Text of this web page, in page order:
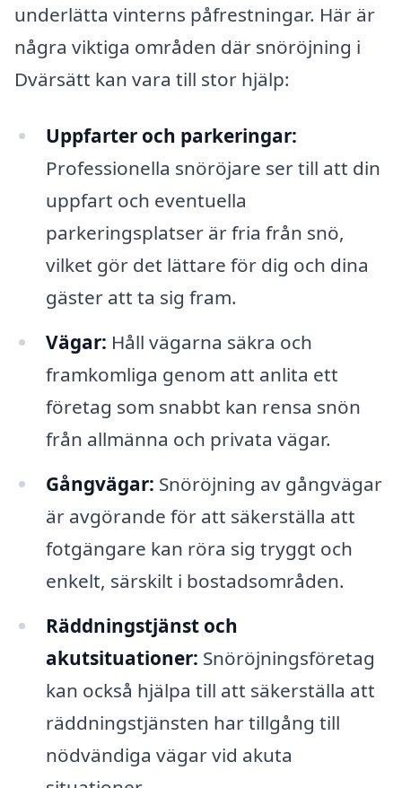
underlätta vinterns påfrestningar. Här är
några viktiga områden där snöröjning i
Dvärsätt kan vara till stor hjälp:
Uppfarter och parkeringar:
Professionella snöröjare ser till att din
uppfart och eventuella
parkeringsplatser är fria från snö,
vilket gör det lättare för dig och dina
gäster att ta sig fram.
Vägar: Håll vägarna säkra och
framkomliga genom att anlita ett
företag som snabbt kan rensa snön
från allmänna och privata vägar.
Gångvägar: Snöröjning av gångvägar
är avgörande för att säkerställa att
fotgängare kan röra sig tryggt och
enkelt, särskilt i bostadsområden.
Räddningstjänst och
akutsituationer: Snöröjningsföretag
kan också hjälpa till att säkerställa att
räddningstjänsten har tillgång till
nödvändiga vägar vid akuta